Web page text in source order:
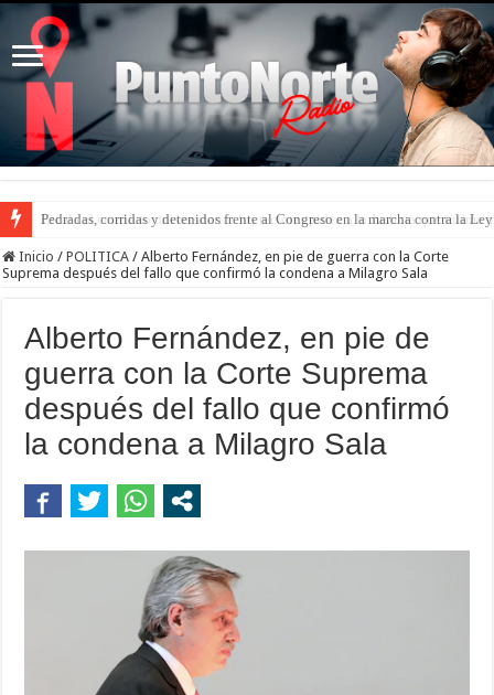
Pedradas, corridas y detenidos frente al Congreso en la marcha contra la
Inicio / POLITICA / Alberto Fernández, en pie de guerra con la Corte
Suprema después del fallo que confirmó la condena a Milagro Sala
Alberto Fernández, en pie de
guerra con la Corte Suprema
después del fallo que confirmó
la condena a Milagro Sala